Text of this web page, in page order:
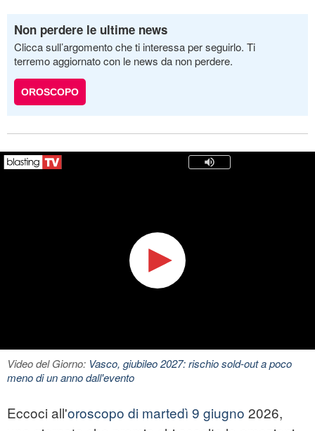
Non perdere le ultime news
Clicca sull’argomento che ti interessa per seguirlo. Ti
terremo aggiornato con le news da non perdere.
OROSCOPO
Video del Giorno: Vasco, giubileo 2027: rischio sold-out a poco
meno di un anno dall'evento
Eccoci all'oroscopo di martedì 9 giugno 2026,